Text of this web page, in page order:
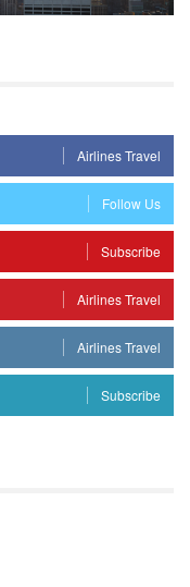
Airlines Travel
Follow Us
Subscribe
Airlines Travel
Airlines Travel
Subscribe